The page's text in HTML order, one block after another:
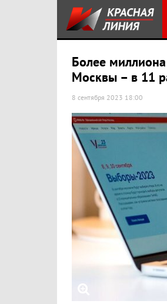
Более
Москвы – в 11
8 сентября 2023 18:00